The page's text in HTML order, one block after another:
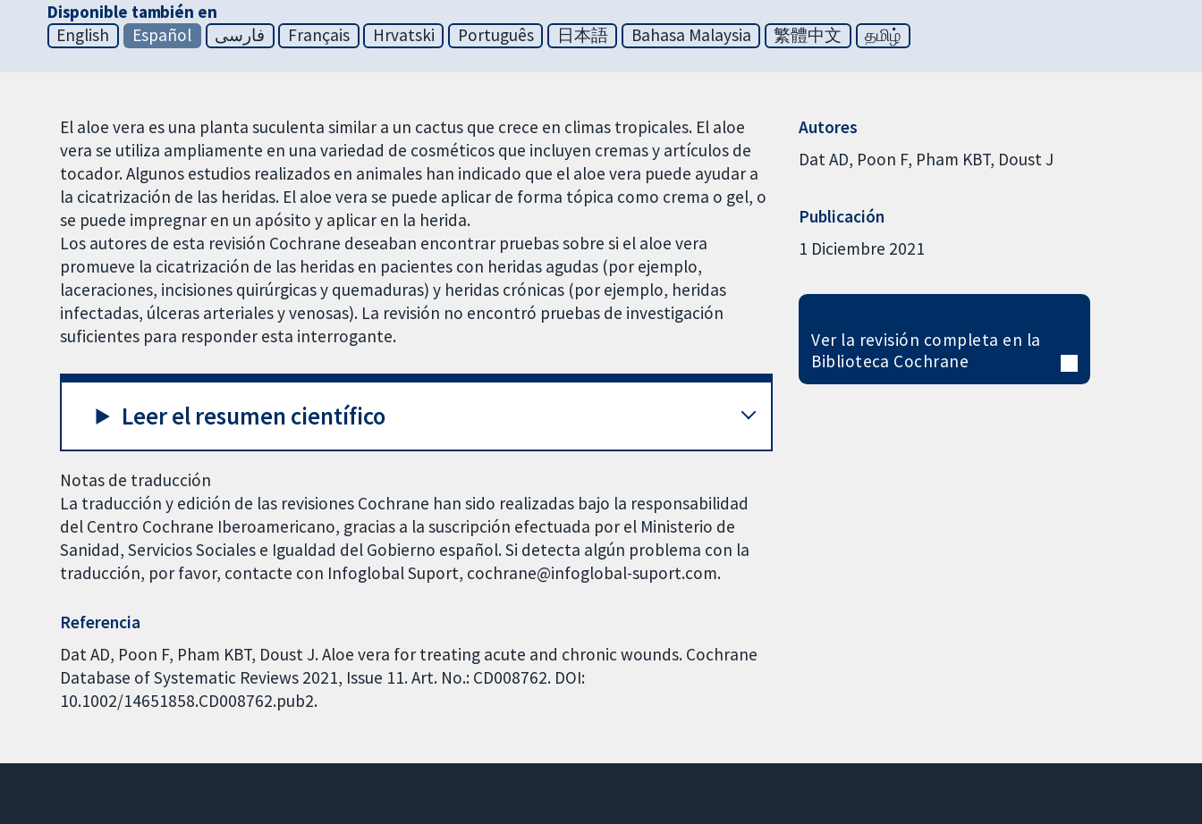
Disponible también en
English
Español فارسی Français Hrvatski Português 日本語 Bahasa Malaysia 繁體中文 தமிழ்
El aloe vera es una planta suculenta similar a un cactus que crece en climas tropicales. El aloe
vera se utiliza ampliamente en una variedad de cosméticos que incluyen cremas y artículos de
tocador. Algunos estudios realizados en animales han indicado que el aloe vera puede ayudar a
la cicatrización de las heridas. El aloe vera se puede aplicar de forma tópica como crema o gel, o
se puede impregnar en un apósito y aplicar en la herida.
Los autores de esta revisión Cochrane deseaban encontrar pruebas sobre si el aloe vera
promueve la cicatrización de las heridas en pacientes con heridas agudas (por ejemplo,
laceraciones, incisiones quirúrgicas y quemaduras) y heridas crónicas (por ejemplo, heridas
infectadas, úlceras arteriales y venosas). La revisión no encontró pruebas de investigación
suficientes para responder esta interrogante.
Leer el resumen científico
Notas de traducción
La traducción y edición de las revisiones Cochrane han sido realizadas bajo la responsabilidad
del Centro Cochrane Iberoamericano, gracias a la suscripción efectuada por el Ministerio de
Sanidad, Servicios Sociales e Igualdad del Gobierno español. Si detecta algún problema con la
traducción, por favor, contacte con Infoglobal Suport, cochrane@infoglobal-suport.com.
Referencia
Dat AD, Poon F, Pham KBT, Doust J. Aloe vera for treating acute and chronic wounds. Cochrane
Database of Systematic Reviews 2021, Issue 11. Art. No.: CD008762. DOI:
10.1002/14651858.CD008762.pub2.
Autores
Dat AD Poon F Pham KBT Doust J
Publicación
1 Diciembre 2021
Ver la revisión completa en la
Biblioteca Cochrane